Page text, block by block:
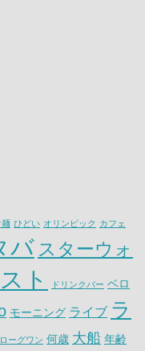
麺 ひどい オリンピック カフェ
バ スターウォ
ト ドリンクバー ベロ
モーニング ライブ ラ
ローグワン 何歳 大船 年齢